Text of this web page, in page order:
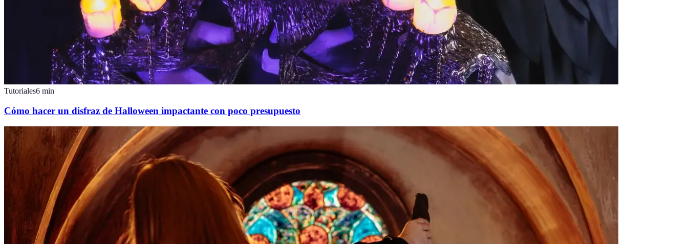
Tutoriales6 min
Cómo hacer un disfraz de Halloween impactante con poco presupuesto